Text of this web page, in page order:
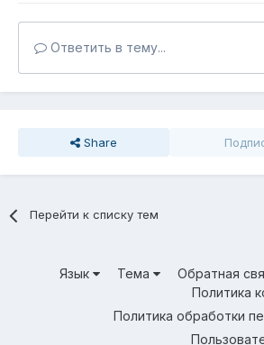
Ответить в тему...
Share
Перейти к списку тем
Язык Тема Обратная
Политика
Политика обработки